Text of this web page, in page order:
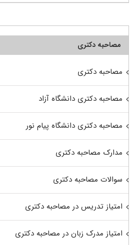
مصاحبه دکتری
مصاحبه دکتری
مصاحبه دکتری دانشگاه آزاد
مصاحبه دکتری دانشگاه پیام نور
مدارک مصاحبه دکتری
سوالات مصاحبه دکتری
امتیاز تدریس در مصاحبه دکتری
امتیاز مدرک زبان در مصاحبه دکتری